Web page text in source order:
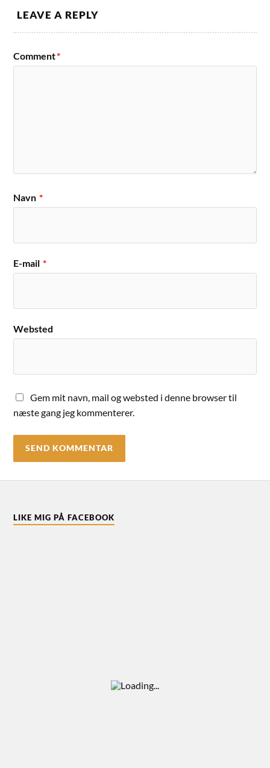
LEAVE A REPLY
Comment*
Navn *
E-mail *
Websted
Gem mit navn, mail og websted i denne browser til
næste gang jeg kommenterer.
LIKE MIG PÅ FACEBOOK